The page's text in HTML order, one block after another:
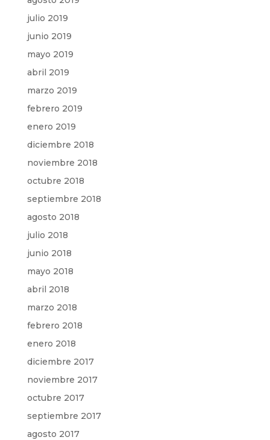
julio 2019
junio 2019
mayo 2019
abril 2019
marzo 2019
febrero 2019
enero 2019
diciembre 2018
noviembre 2018
octubre 2018
septiembre 2018
agosto 2018
julio 2018
junio 2018
mayo 2018
abril 2018
marzo 2018
febrero 2018
enero 2018
diciembre 2017
noviembre 2017
octubre 2017
septiembre 2017
agosto 2017